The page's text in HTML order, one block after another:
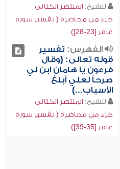
للشيخ: المنتصر الكتاني
جزء من محاضرة ( تفسير سورة
غافر [23-28])
الفهرس: تفسير
قوله تعالى: (وقال
فرعون يا هامان ابن لي
صرحاً لعلي أبلغ
الأسباب...)
للشيخ: المنتصر الكتاني
جزء من محاضرة ( تفسير سورة
غافر [35-39])